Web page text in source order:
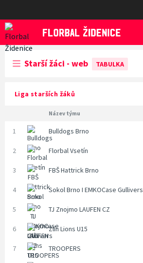
Florbal Židenice
Starší žáci - web TABULKA
Liga starších žáků
Název týmu
1 Bulldogs Brno
2 Florbal Vsetín
3 FBŠ Hattrick Brno
4 Sokol Brno I EMKOCase Gullivers
5 TJ Znojmo LAUFEN CZ
6 Zlín Lions U15
7 TROOPERS